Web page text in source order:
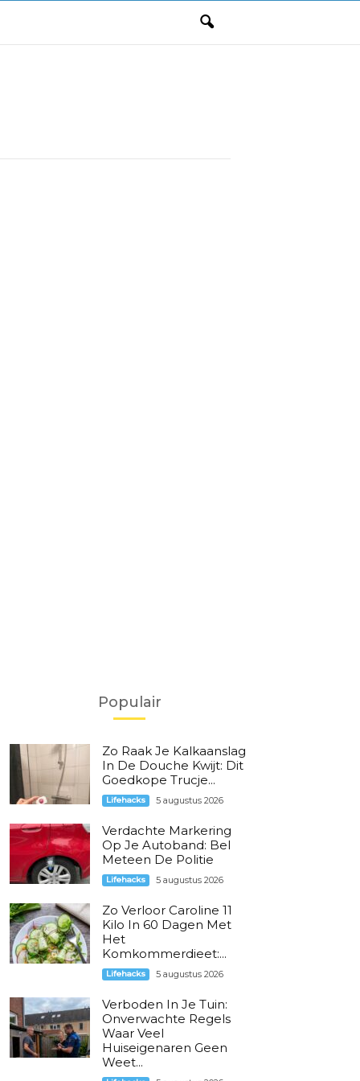
Populair
Zo Raak Je Kalkaanslag
In De Douche Kwijt: Dit
Goedkope Trucje...
Lifehacks 5 augustus 2026
Verdachte Markering
Op Je Autoband: Bel
Meteen De Politie
Lifehacks 5 augustus 2026
Zo Verloor Caroline 11
Kilo In 60 Dagen Met
Het
Komkommerdieet:...
Lifehacks 5 augustus 2026
Verboden In Je Tuin:
Onverwachte Regels
Waar Veel
Huiseigenaren Geen
Weet...